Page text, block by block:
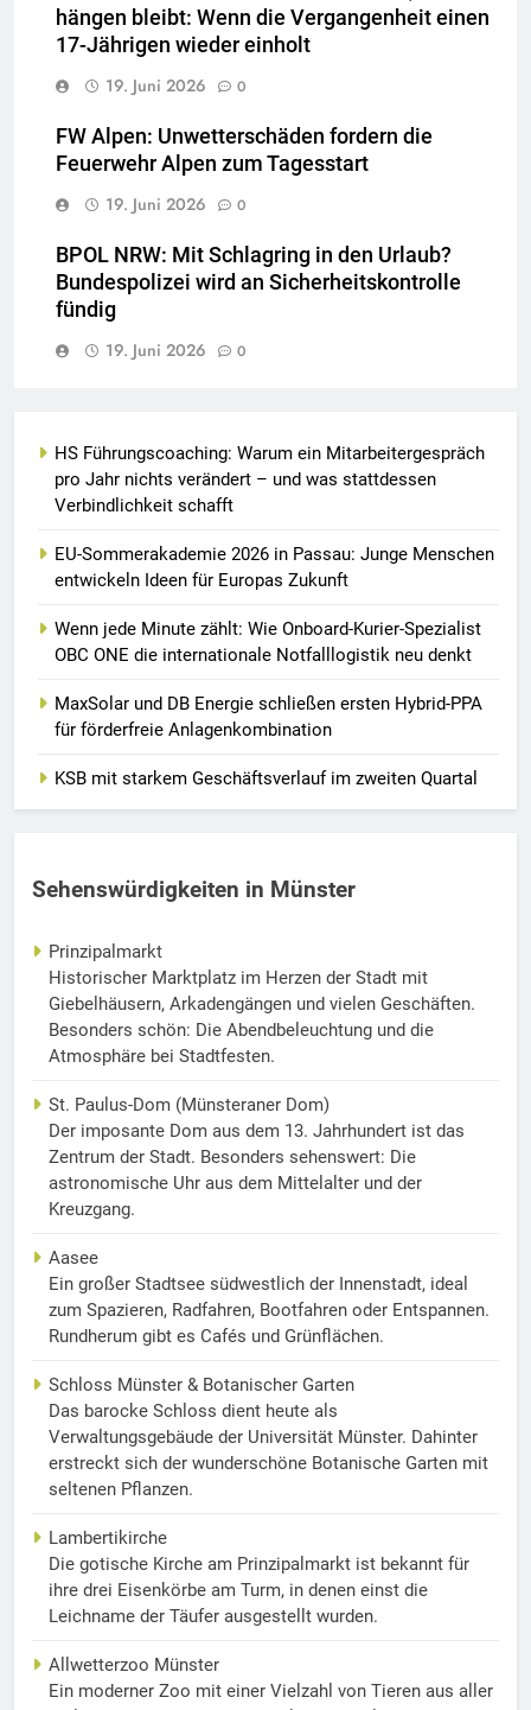
hängen bleibt: Wenn die Vergangenheit einen
17-Jährigen wieder einholt
19. Juni 2026
0
FW Alpen: Unwetterschäden fordern die
Feuerwehr Alpen zum Tagesstart
19. Juni 2026
0
BPOL NRW: Mit Schlagring in den Urlaub?
Bundespolizei wird an Sicherheitskontrolle
fündig
19. Juni 2026
0
HS Führungscoaching: Warum ein Mitarbeitergespräch
pro Jahr nichts verändert – und was stattdessen
Verbindlichkeit schafft
EU-Sommerakademie 2026 in Passau: Junge Menschen
entwickeln Ideen für Europas Zukunft
Wenn jede Minute zählt: Wie Onboard-Kurier-Spezialist
OBC ONE die internationale Notfalllogistik neu denkt
MaxSolar und DB Energie schließen ersten Hybrid-PPA
für förderfreie Anlagenkombination
KSB mit starkem Geschäftsverlauf im zweiten Quartal
Sehenswürdigkeiten in Münster
Prinzipalmarkt
Historischer Marktplatz im Herzen der Stadt mit
Giebelhäusern, Arkadengängen und vielen Geschäften.
Besonders schön: Die Abendbeleuchtung und die
Atmosphäre bei Stadtfesten.
St. Paulus-Dom (Münsteraner Dom)
Der imposante Dom aus dem 13. Jahrhundert ist das
Zentrum der Stadt. Besonders sehenswert: Die
astronomische Uhr aus dem Mittelalter und der
Kreuzgang.
Aasee
Ein großer Stadtsee südwestlich der Innenstadt, ideal
zum Spazieren, Radfahren, Bootfahren oder Entspannen.
Rundherum gibt es Cafés und Grünflächen.
Schloss Münster & Botanischer Garten
Das barocke Schloss dient heute als
Verwaltungsgebäude der Universität Münster. Dahinter
erstreckt sich der wunderschöne Botanische Garten mit
seltenen Pflanzen.
Lambertikirche
Die gotische Kirche am Prinzipalmarkt ist bekannt für
ihre drei Eisenkörbe am Turm, in denen einst die
Leichname der Täufer ausgestellt wurden.
Allwetterzoo Münster
Ein moderner Zoo mit einer Vielzahl von Tieren aus aller